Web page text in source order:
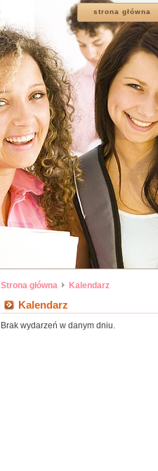
strona główna
Strona główna Kalendarz
Kalendarz
Brak wydarzeń w danym dniu.